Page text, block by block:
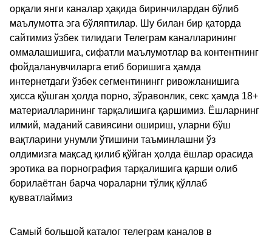
орқали янги каналар ҳақида биринчилардан бўлиб
маълумотга эга бўляптилар. Шу билан бир қаторда
сайтимиз ўзбек тилидаги Телеграм каналларининг
оммалашишига, сифатли маълумотлар ва контентнинг
фойдаланувчиларга етиб боришига ҳамда
интернетдаги ўзбек сегментинингг ривожланишига
ҳисса қўшган ҳолда порно, зўравонлик, секс ҳамда 18+
материалларининг тарқалишига қаршимиз. Ёшларнинг
илмий, маданий савиясини ошириш, уларни бўш
вақтларини унумли ўтишини таъминлашни ўз
олдимизга мақсад қилиб қўйган ҳолда ёшлар орасида
эротика ва порнография тарқалишига қарши олиб
борилаётган барча чораларни тўлиқ қўллаб
қувватлаймиз
Самый большой каталог телеграм каналов в